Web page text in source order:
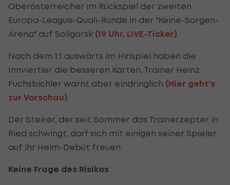
Oberösterreicher im Rückspiel der zweiten
Europa-League-Quali-Runde in der "Keine-Sorgen-
Arena" auf Soligorsk (19 Uhr, LIVE-Ticker)
Nach dem 1:1 auswärts im Hinspiel haben die
Innviertler die besseren Karten, Trainer Heinz
Fuchsbichler warnt aber eindringlich (Hier geht's
zur Vorschau)
Der Steirer, der seit Sommer das Trainerzepter in
Ried schwingt, darf sich mit einigen seiner Spieler
auf ihr Heim-Debüt freuen.
Keine Frage des Risikos